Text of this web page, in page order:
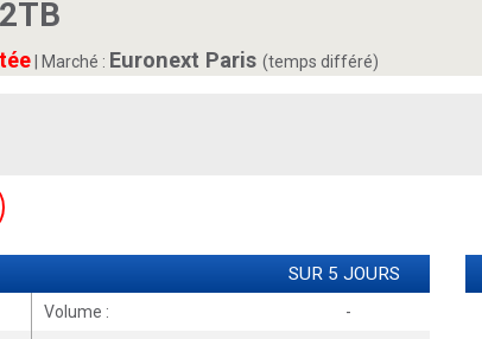
Marché : Euronext Paris (temps différé)
SUR 5 JOURS
Volume :
-